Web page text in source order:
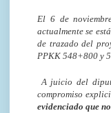
El 6 de
actualmente se
de trazado del
PPKK 548+800 y
A juicio del
compromiso
evidenciado que